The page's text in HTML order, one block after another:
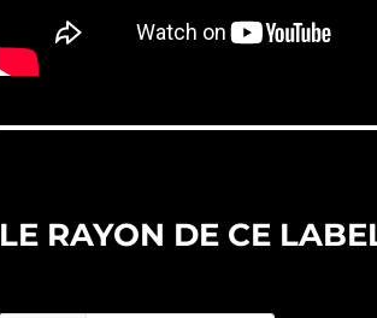
LE RAYON DE CE